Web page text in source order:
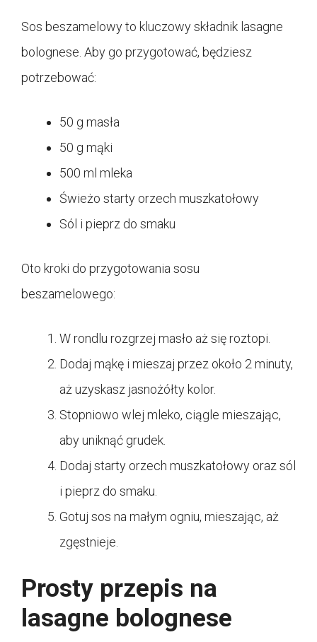
Sos beszamelowy to kluczowy składnik lasagne
bolognese. Aby go przygotować, będziesz
potrzebować:
50 g masła
50 g mąki
500 ml mleka
Świeżo starty orzech muszkatołowy
Sól i pieprz do smaku
Oto kroki do przygotowania sosu
beszamelowego:
W rondlu rozgrzej masło aż się roztopi.
Dodaj mąkę i mieszaj przez około 2 minuty,
aż uzyskasz jasnożółty kolor.
Stopniowo wlej mleko, ciągle mieszając,
aby uniknąć grudek.
Dodaj starty orzech muszkatołowy oraz sól
i pieprz do smaku.
Gotuj sos na małym ogniu, mieszając, aż
zgęstnieje.
Prosty przepis na
lasagne bolognese